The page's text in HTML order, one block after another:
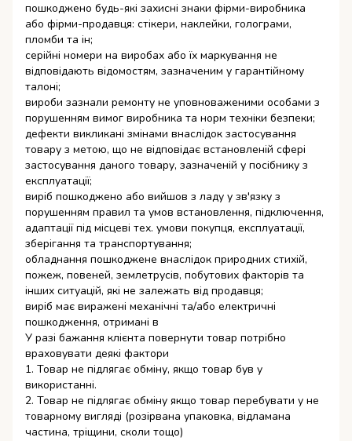
пошкоджено будь-які захисні знаки фірми-виробника
або фірми-продавця: стікери, наклейки, голограми,
пломби та ін;
серійні номери на виробах або їх маркування не
відповідають відомостям, зазначеним у гарантійному
талоні;
вироби зазнали ремонту не уповноваженими особами з
порушенням вимог виробника та норм техніки безпеки;
дефекти викликані змінами внаслідок застосування
товару з метою, що не відповідає встановленій сфері
застосування даного товару, зазначеній у посібнику з
експлуатації;
виріб пошкоджено або вийшов з ладу у зв'язку з
порушенням правил та умов встановлення, підключення,
адаптації під місцеві тех. умови покупця, експлуатації,
зберігання та транспортування;
обладнання пошкоджене внаслідок природних стихій,
пожеж, повеней, землетрусів, побутових факторів та
інших ситуацій, які не залежать від продавця;
виріб має виражені механічні та/або електричні
пошкодження, отримані в
У разі бажання клієнта повернути товар потрібно
враховувати деякі фактори
1. Товар не підлягає обміну, якщо товар був у
використанні.
2. Товар не підлягає обміну якщо товар перебувати у не
товарному вигляді (розірвана упаковка, відламана
частина, тріщини, сколи тощо)